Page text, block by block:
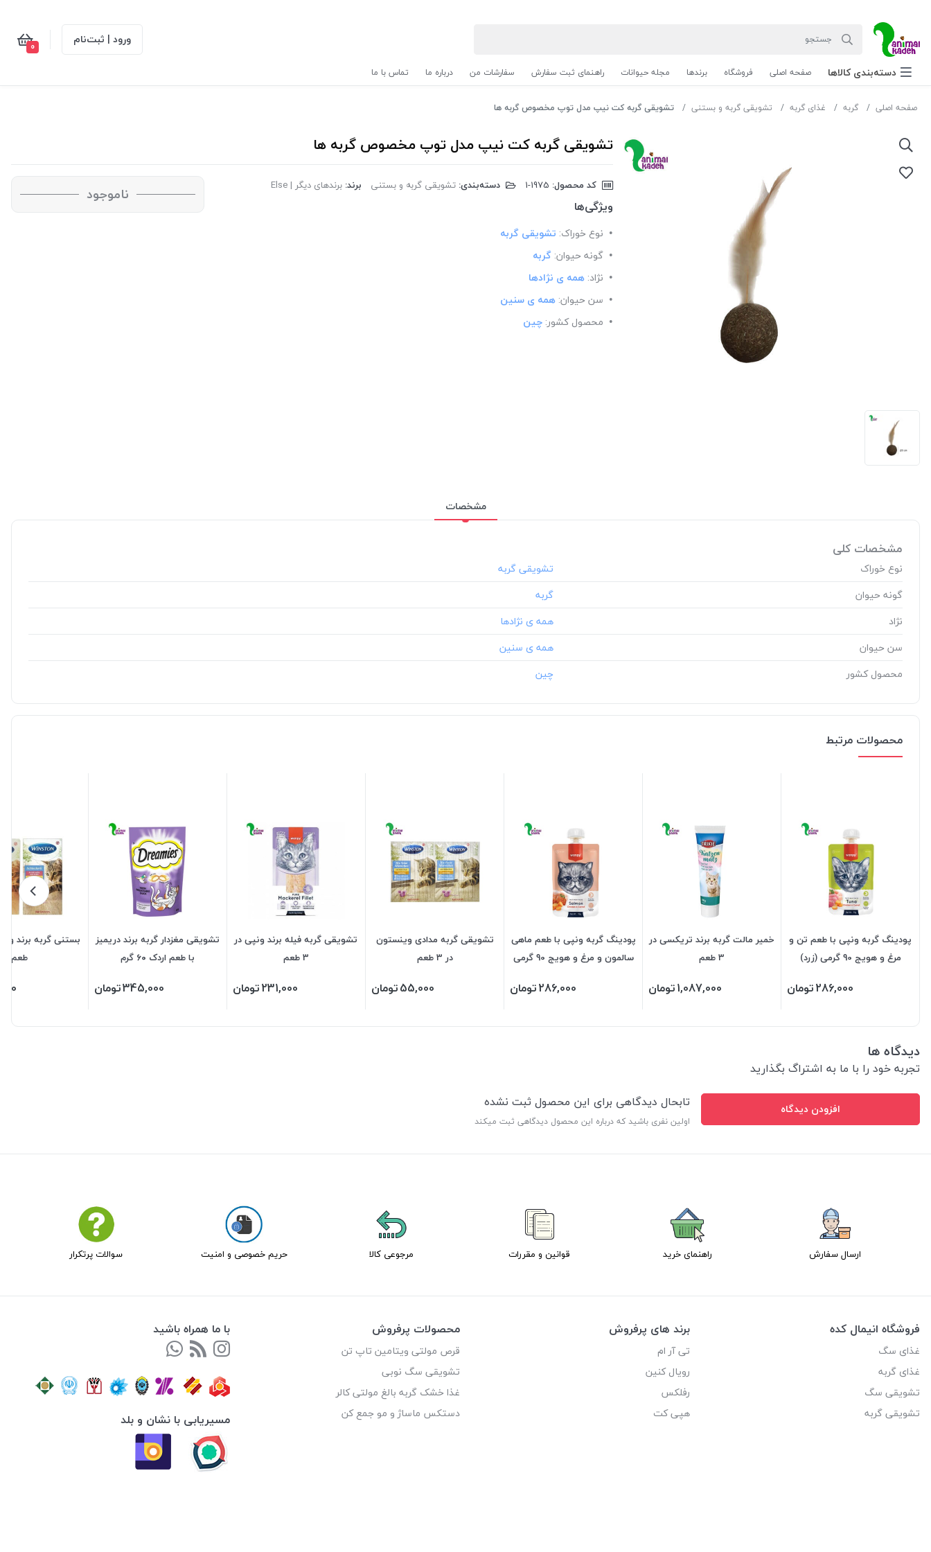
ورود | ثبت‌نام 0
دسته‌بندی‌ کالاها صفحه اصلی فروشگاه برندها مجله حیوانات راهنمای ثبت سفارش سفارشات من درباره ما تماس با ما
صفحه اصلی گربه غذای گربه تشویقی گربه و بستنی تشویقی گربه کت نیپ مدل توپ مخصوص گربه ها
تشویقی گربه کت نیپ مدل توپ مخصوص گربه ها
کد محصول: دسته‌بندی: تشویقی گربه و بستنی برند: برندهای دیگر | Else
ویژگی‌ها
نوع خوراک: تشویقی گربه
گونه حیوان: گربه
نژاد: همه ی نژادها
سن حیوان: همه ی سنین
محصول کشور: چین
ناموجود
مشخصات
مشخصات کلی
نوع خوراک
گونه حیوان
نژاد
سن حیوان
محصول کشور
محصولات مرتبط
پودینگ گربه ونپی با طعم تن و
مرغ و هویج 90 گرمی (زرد)
286,000تومان
خمیر مالت گربه برند تریکسی در
3 طعم
1,087,000تومان
پودینگ گربه ونپی با طعم ماهی
سالمون و مرغ و هویج 90 گرمی
286,000تومان
تشویقی گربه مدادی وینستون
در 3 طعم
55,000تومان
تشویقی گربه فیله برند ونپی در
3 طعم
231,000تومان
تشویقی مغزدار گربه برند دریمیز
با طعم اردک ۶۰ گرم
345,000تومان
طعم
دیدگاه ها
تجربه خود را با ما به اشتراگ بگذارید
افزودن دیدگاه تابحال دیدگاهی برای این محصول ثبت نشده
اولین نفری باشید که درباره این محصول دیدگاهی ثبت میکند
ارسال سفارش راهنمای خرید قوانین و مقررات مرجوعی کالا حریم خصوصی و امنیت سوالات پرتکرار
فروشگاه انیمال کده
غذای سگ
غذای گربه
تشویقی سگ
تشویقی گربه
برند های پرفروش
تی آر ام
رویال کنین
رفلکس
هپی کت
محصولات پرفروش
قرص مولتی ویتامین تاپ تن
تشویقی سگ نوبی
غذا خشک گربه بالغ مولتی کالر
دستکس ماساژ و مو جمع کن
با ما همراه باشید
مسیریابی با نشان و بلد